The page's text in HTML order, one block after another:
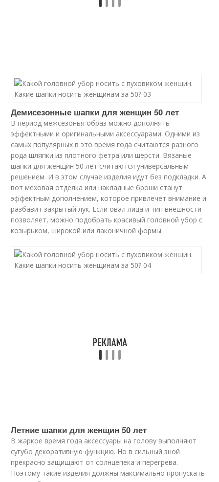
Демисезонные шапки для женщин 50 лет
В период межсезонья образ можно дополнять
эффектными и оригинальными аксессуарами. Одними из
самых популярных в это время года считаются разного
рода шляпки из плотного фетра или шерсти. Вязаные
шапки для женщин 50 лет считаются универсальным
решением. И в этом случае изделия идут без подкладки. А
вот меховая отделка или накладные броши станут
эффектным дополнением, которое привлечет внимание и
разбавит закрытый лук. Если овал лица и тип внешности
позволяет, можно подобрать красивый головной убор с
козырьком, широкой или лаконичной формы.
Летние шапки для женщин 50 лет
В жаркое время года аксессуары на голову выполняют
сугубо декоративную функцию. Но в сильный зной
прекрасно защищают от солнцепека и перегрева.
Поэтому такие изделия должны максимально пропускать